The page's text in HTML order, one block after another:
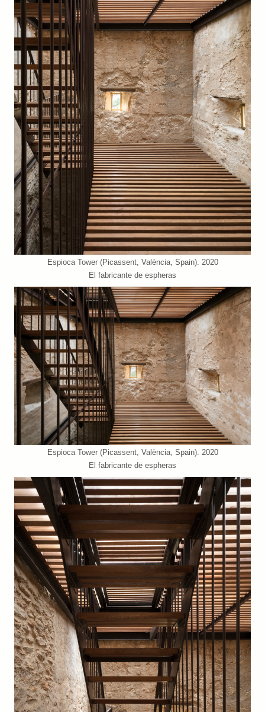
Espioca Tower (Picassent, València, Spain). 2020
El fabricante de espheras
Espioca Tower (Picassent, València, Spain). 2020
El fabricante de espheras